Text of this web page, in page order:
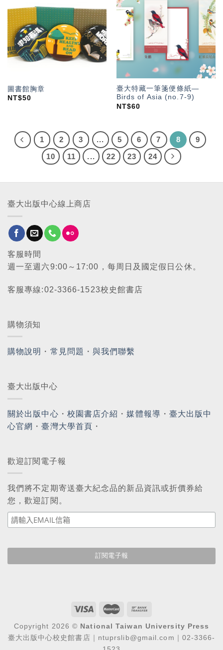
「願
望輕
單」
圖書館胸章
NT$50
加入
「願
望輕
單」
臺大特藏一筆箋便條紙—
Birds of Asia (no.7-9)
NT$60
1 2 3 ... 5 6 7 8
9
10
11 ... 22 23 24
臺大出版中心線上商店
客服時間
週一至週六9:00～17:00，每周日及國定假日公休。
客服專線:02-3366-1523校史館書店
購物須知
購物說明 ・ 常見問題 ・與我們聯繫
臺大出版中心
關於出版中心 ・ 校園書店介紹 ・媒體報導 ・ 臺大出版中
心官網 ・臺灣大學首頁 ・
歡迎訂閱電子報
我們將不定期寄送臺大紀念品的新品資訊或折價券給
您，歡迎訂閱。
Copyright 2026 © National Taiwan University Press
臺大出版中心校史館書店｜ntuprslib@gmail.com｜02-3366-